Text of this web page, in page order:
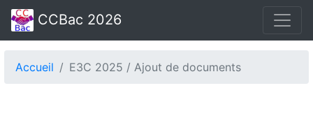
CCBac 2026
Accueil E3C 2025 / Ajout de documents